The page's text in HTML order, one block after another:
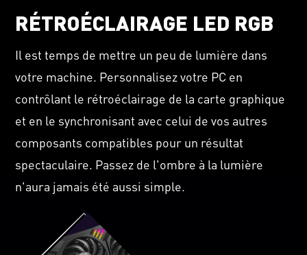
RÉTROÉCLAIRAGE LED RGB
Il est temps de mettre un peu de lumière dans
votre machine. Personnalisez votre PC en
contrôlant le rétroéclairage de la carte graphique
et en le synchronisant avec celui de vos autres
composants compatibles pour un résultat
spectaculaire. Passez de l'ombre à la lumière
n'aura jamais été aussi simple.